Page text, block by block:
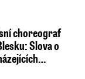
choreograf
Slova o